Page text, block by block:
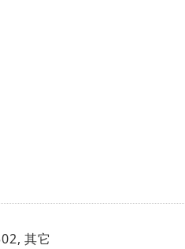
其它